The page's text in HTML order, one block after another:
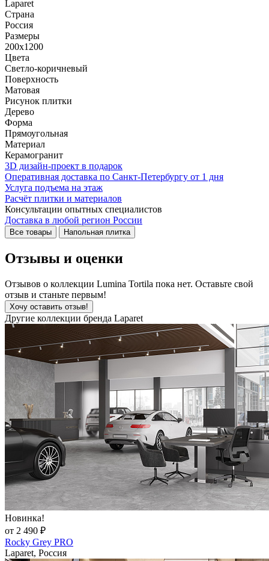
Laparet
Страна
Россия
Размеры
200x1200
Цвета
Светло-коричневый
Поверхность
Матовая
Рисунок плитки
Дерево
Форма
Прямоугольная
Материал
Керамогранит
3D дизайн-проект в подарок
Оперативная доставка по Санкт-Петербургу от 1 дня
Услуга подъема на этаж
Расчёт плитки и материалов
Консультации опытных специалистов
Доставка в любой регион России
Все товары Напольная плитка
Отзывы и оценки
Отзывов о коллекции Lumina Tortila пока нет. Оставьте свой
отзыв и станьте первым!
Хочу оставить отзыв!
Другие коллекции бренда Laparet
Новинка!
от 2 490 ₽
Rocky Grey PRO
Laparet, Россия